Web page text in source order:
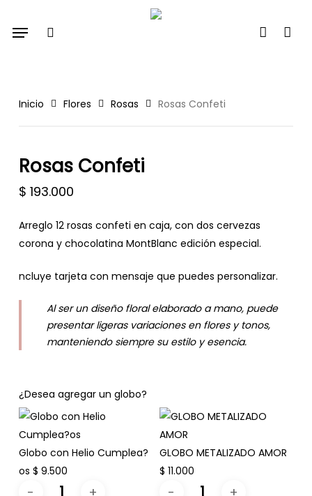
account
Menu
Inicio Flores Rosas Rosas Confeti
Rosas Confeti
$ 193.000
Arreglo 12 rosas confeti en caja, con dos cervezas
corona y chocolatina MontBlanc edición especial.
ncluye tarjeta con mensaje que puedes personalizar.
Al ser un diseño floral elaborado a mano, puede
presentar ligeras variaciones en flores y tonos,
manteniendo siempre su estilo y esencia.
¿Desea agregar un globo?
Globo con Helio Cumplea?
os $ 9.500
GLOBO METALIZADO AMOR
$ 11.000